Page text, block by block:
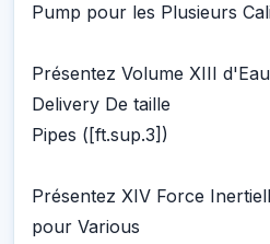
Pump pour les Plusieurs
Présentez Volume XIII
Delivery De taille
Pipes ([ft.sup.3])
Présentez XIV Force
pour Various